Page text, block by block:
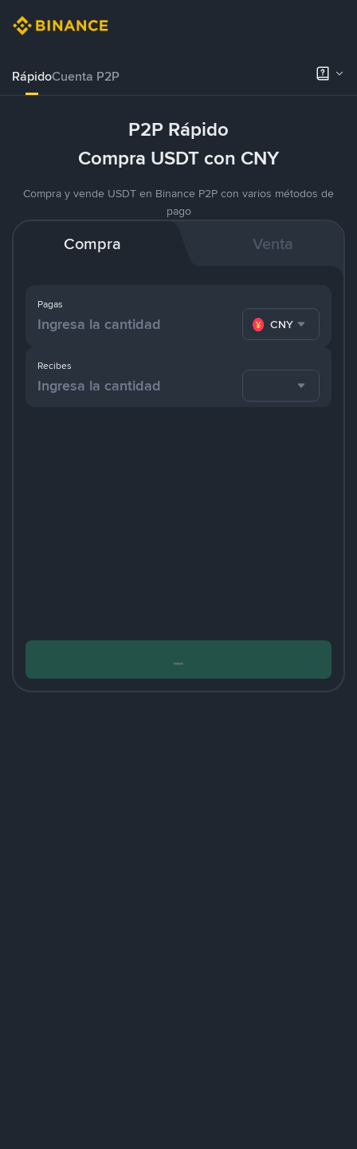
RápidoCuenta P2P
P2P Rápido
Compra USDT con CNY
Compra y vende USDT en Binance P2P con varios métodos de
pago
Compra Venta
Pagas
CNY
Recibes